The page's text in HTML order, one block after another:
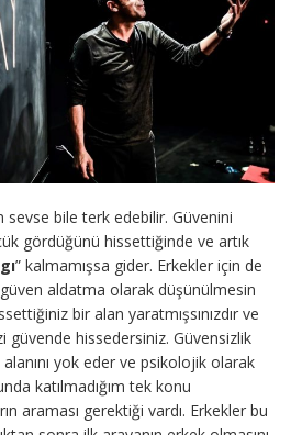
sevse bile terk edebilir. Güvenini
gördüğünü hissettiğinde ve artık
” kalmamışsa gider. Erkekler için de
aldatma olarak düşünülmesin
bir alan yaratmışsınızdır ve
güvende hissedersiniz. Güvensizlik
yok eder ve psikolojik olarak
katılmadığım tek konu
araması gerektiği vardı. Erkekler bu